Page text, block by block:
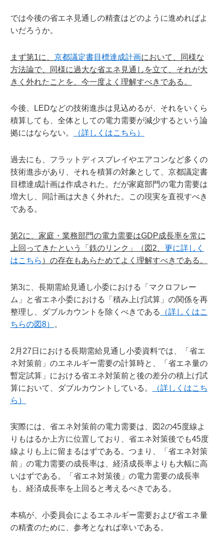
では今後の省エネ見通しの精査はどのように進めればよ
いだろうか。
まず第1に、 京都議定書目標達成計画において、同様な
方法論で、同様に過大な省エネ見通しを立て、それが大
きく外れたことを、今一度よく理解すべきである。
今後、LEDなどの技術進歩は見込めるが、それをいくら
積算しても、全体としての電力需要が減少するという論
拠にはならない。
（詳しくはこちら）
過去にも、フラットディスプレイやエアコンなど多くの
技術進歩があり、それを積算の対象として、京都議定書
目標達成計画は作成された。だが家庭部門の電力需要は
増大し、同計画は大きく外れた。この現実を直視すべき
である。
第2に、家庭・業務部門の電力需要はGDP成長率を常に
上回ってきたという「鉄のリンク」（図2、 更に詳しく
はこちら ）の存在もあらためてよく理解すべきである。
第3に、長期需給見通し小委における「マクロフレー
ム」と省エネ小委における「積み上げ試算」の関係を再
整理し、ダブルカウントを除くべきである （詳しくはこ
ちらの図8）
。
2月27日における長期需給見通し小委資料では、「省エ
ネ対策前」のエネルギー需要の計算時と、「省エネ量の
暫定試算」における省エネ対策前と後の差分の積上げ試
算において、ダブルカウントしている。
（詳しくはこち
ら）
実際には、省エネ対策前の電力需要は、図2の45度線よ
りもはるか上方に位置しており、省エネ対策後でも45度
線よりも上に留まるはずである。つまり、「省エネ対策
前」の電力需要の成長率は、経済成長率よりも大幅に高
いはずである。「省エネ対策後」の電力需要の成長率
も、経済成長率を上回ると考えるべきである。
本稿が、小委員会によるエネルギー需要および省エネ量
の精査のために、参考となれば幸いである。